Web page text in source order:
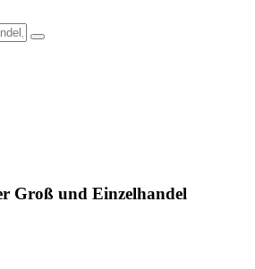
Groß und Einzelhandel